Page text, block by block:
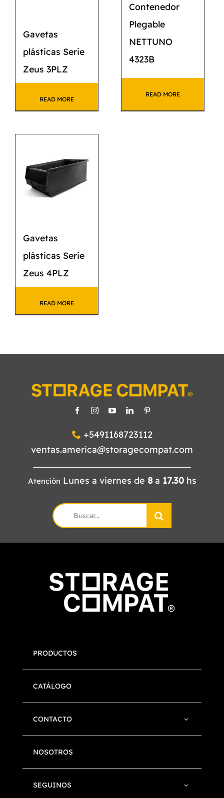
Gavetas
plásticas Serie
Zeus 3PLZ
READ MORE
Contenedor
Plegable
NETTUNO
4323B
READ MORE
Gavetas
plásticas Serie
Zeus 4PLZ
READ MORE
+5491168723112
ventas.america@storagecompat.com
Atención Lunes a viernes de 8a 17.30hs
Search
for:
PRODUCTOS
CATÁLOGO
CONTACTO
NOSOTROS
SEGUINOS